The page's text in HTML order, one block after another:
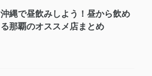
沖縄で昼飲みしよう！昼から飲め
る那覇のオススメ店まとめ